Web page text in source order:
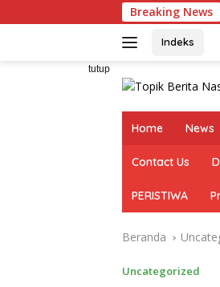
ke
Breaking News
Ketua
Indeks
tutup
Home News
Contact Us
PERISTIWA
Beranda
Uncategorized